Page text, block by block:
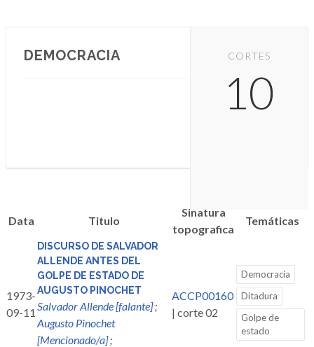
DEMOCRACIA CORTES
10
Data Titulo
Sinatura
topografica
Temáticas
1973-
09-11
DISCURSO DE SALVADOR
ALLENDE ANTES DEL
GOLPE DE ESTADO DE
AUGUSTO PINOCHET
Salvador Allende [falante];
Augusto Pinochet
[Mencionado/a];
ACCP00160
| corte 02
Democracia
Ditadura
Golpe de
estado